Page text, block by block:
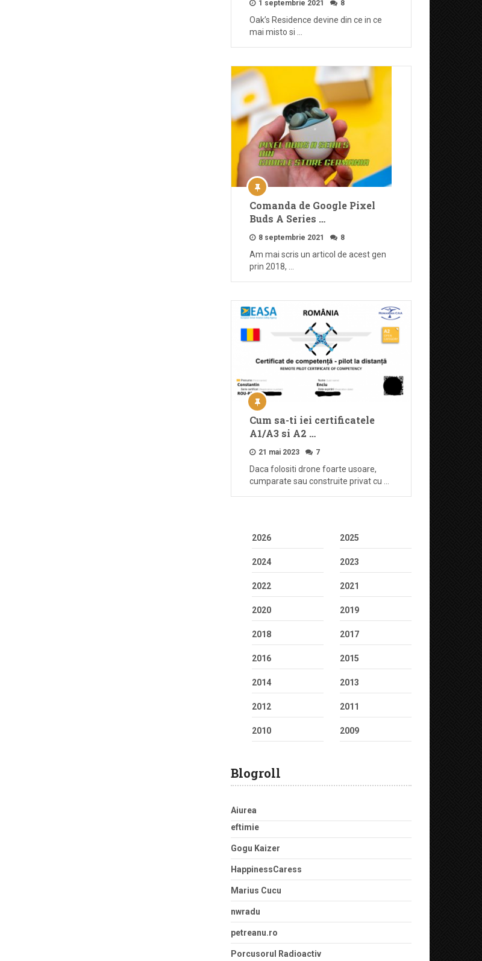
1 septembrie 2021 8
Oak’s Residence devine din ce in ce
mai misto si …
Comanda de Google Pixel
Buds A Series …
8 septembrie 2021 8
Am mai scris un articol de acest gen
prin 2018, …
Cum sa-ti iei certificatele
A1/A3 si A2 …
21 mai 2023 7
Daca folositi drone foarte usoare,
cumparate sau construite privat cu …
2026 2025
2024 2023
2022 2021
2020 2019
2018 2017
2016 2015
2014 2013
2012 2011
2010 2009
Blogroll
Aiurea
eftimie
Gogu Kaizer
HappinessCaress
Marius Cucu
nwradu
petreanu.ro
Porcusorul Radioactiv